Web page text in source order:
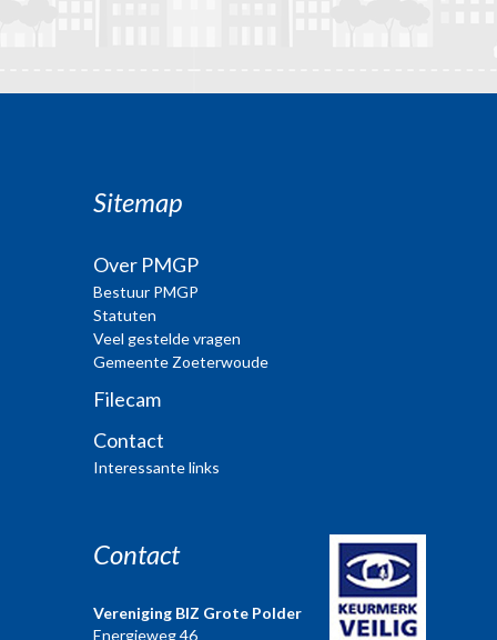
Sitemap
Over PMGP
Bestuur PMGP
Statuten
Veel gestelde vragen
Gemeente Zoeterwoude
Filecam
Contact
Interessante links
Contact
Vereniging BIZ Grote Polder
Energieweg 46